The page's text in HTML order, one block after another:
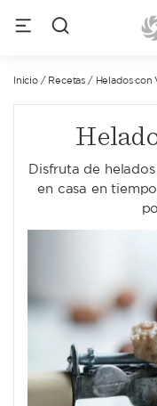
Inicio/ Recetas / Helados con
Disfruta de
en casa en